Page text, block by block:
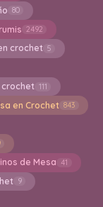
80
2492
crochet 5
crochet 111
en Crochet 843
de Mesa 41
9